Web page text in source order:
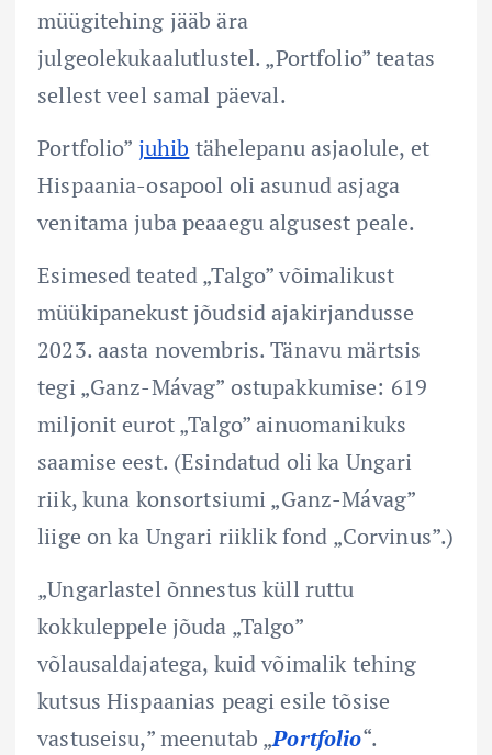
müügitehing jääb ära
julgeolekukaalutlustel. „Portfolio” teatas
sellest veel samal päeval.
Portfolio” juhib tähelepanu asjaolule, et
Hispaania-osapool oli asunud asjaga
venitama juba peaaegu algusest peale.
Esimesed teated „Talgo” võimalikust
müükipanekust jõudsid ajakirjandusse
2023. aasta novembris. Tänavu märtsis
tegi „Ganz-Mávag” ostupakkumise: 619
miljonit eurot „Talgo” ainuomanikuks
saamise eest. (Esindatud oli ka Ungari
riik, kuna konsortsiumi „Ganz-Mávag”
liige on ka Ungari riiklik fond „Corvinus”.)
„Ungarlastel õnnestus küll ruttu
kokkuleppele jõuda „Talgo”
võlausaldajatega, kuid võimalik tehing
kutsus Hispaanias peagi esile tõsise
vastuseisu,” meenutab „Portfolio“.